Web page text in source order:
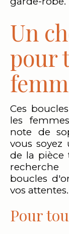
Un
pour
Ces
les
note de
vous soyez
de la pièce
boucles
vos attentes.
Pour